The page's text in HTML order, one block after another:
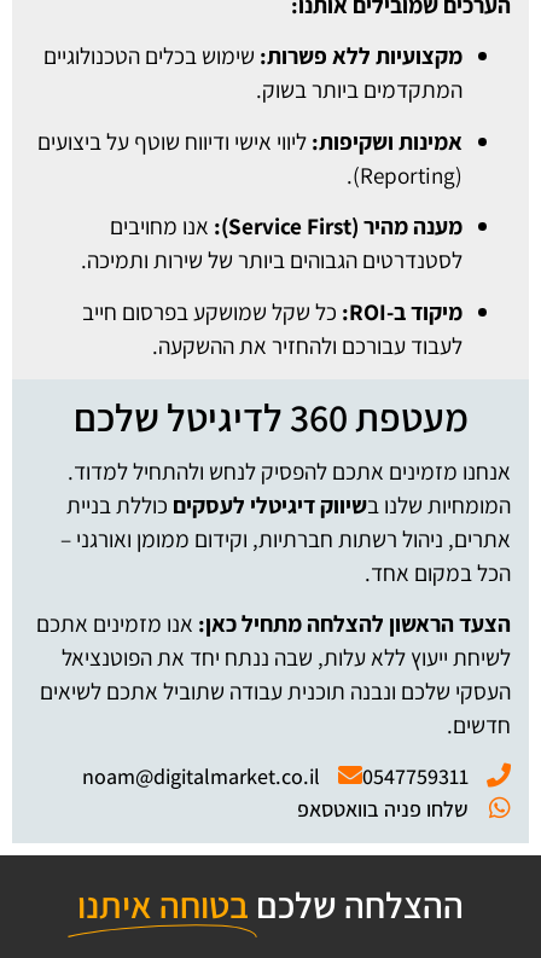
מקצועיות ללא פשרות: שימוש בכלים הטכנולוגיים
המתקדמים ביותר בשוק.
אמינות ושקיפות:ליווי אישי ודיווח שוטף על ביצועים
(Reporting).
מענה מהיר (Service First):
אנו מחויבים
לסטנדרטים הגבוהים ביותר של שירות ותמיכה.
מיקוד ב-ROI:
כל שקל שמושקע בפרסום חייב
לעבוד עבורכם ולהחזיר את ההשקעה.
מעטפת 360 לדיגיטל שלכם
אנחנו מזמינים אתכם להפסיק לנחש ולהתחיל למדוד.
המומחיות שלנו בשיווק דיגיטלי לעסקים כוללת בניית
אתרים, ניהול רשתות חברתיות, וקידום ממומן ואורגני –
הכל במקום אחד.
הצעד הראשון להצלחה מתחיל כאן: אנו מזמינים אתכם
לשיחת ייעוץ ללא עלות, שבה ננתח יחד את הפוטנציאל
העסקי שלכם ונבנה תוכנית עבודה שתוביל אתכם לשיאים
חדשים.
0547759311
noam@digitalmarket.co.il
שלחו פניה בוואטסאפ
ההצלחה שלכם בטוחה איתנו